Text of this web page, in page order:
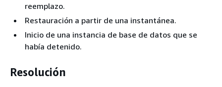
reemplazo.
Restauración a partir de una instantánea.
Inicio de una instancia de base de datos que se
había detenido.
Resolución